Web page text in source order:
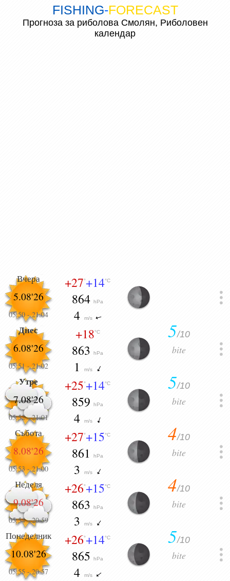
FISHING-FORECAST
Прогноза за риболова Смолян, Риболовен
календар
Вчера
5.08'26
05:50-21:04
+27°+14°C
864hPa
4 m/s
Днес
6.08'26
05:51-21:02
+18°C
863hPa
1 m/s
5/10
bite
Утре
7.08'26
05:52-21:01
+25°+14°C
859hPa
4 m/s
5/10
bite
Събота
8.08'26
05:53-21:00
+27°+15°C
861hPa
3 m/s
4/10
bite
Неделя
9.08'26
05:54-20:59
+26°+15°C
863hPa
3 m/s
4/10
bite
Понеделник
10.08'26
05:55-20:57
+26°+14°C
865hPa
4 m/s
5/10
bite